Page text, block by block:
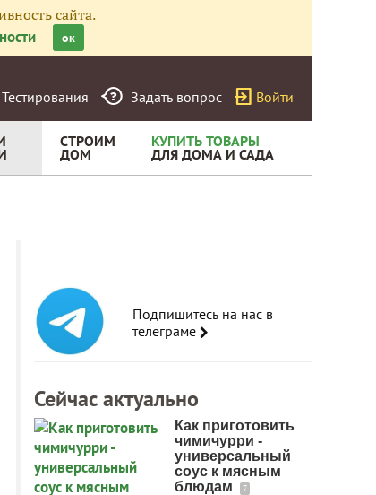
сайта.
ок
Тестирования Задать вопрос Войти
СТРОИМ
ДОМ
КУПИТЬ ТОВАРЫ
ДЛЯ ДОМА И САДА
Подпишитесь на нас в
телеграме
Сейчас актуально
Как приготовить
чимичурри -
универсальный
соус к мясным
блюдам
7